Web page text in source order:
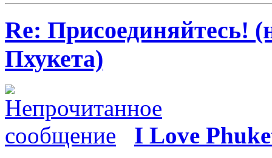
Re: Присоединяйтесь!
Пхукета)
I Love